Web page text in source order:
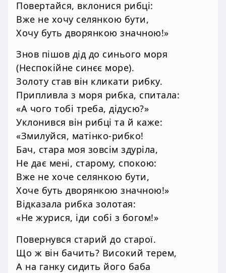
Повертайся, вклонися рибці:
Вже не хочу селянкою бути,
Хочу буть дворянкою значною!»
Знов пішов дід до синього моря
(Неспокійне синєє море).
Золоту став він кликати рибку.
Припливла з моря рибка, спитала:
«А чого тобі треба, дідусю?»
Уклонився він рибці та й каже:
«Змилуйся, матінко-рибко!
Бач, стара моя зовсім здуріла,
Не дає мені, старому, спокою:
Вже не хоче селянкою бути,
Хоче буть дворянкою значною!»
Відказала рибка золотая:
«Не журися, іди собі з богом!»
Повернувся старий до старої.
Що ж він бачить? Високий терем,
А на ганку сидить його баба